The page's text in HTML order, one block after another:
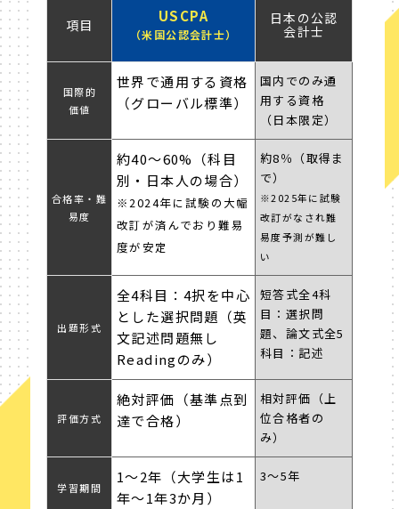
項目 USCPA
（米国公認会計士）
日本の公認
会計士
国際的
価値
世界で通用する資格
（グローバル標準）
国内でのみ通
用する資格
（日本限定）
合格率・ 難
易度
約40～60%（科目
別・日本人の場合）
※2024年に試験の大幅
改訂が済んでおり難易
度が安定
約8％（取得ま
で）
※2025年に試験
改訂がなされ難
易度予測が難し
い
出題形式
全4科目：4択を中心
とした選択問題（英
文記述問題無し
Readingのみ）
短答式全4科
目：選択問
題、論文式全5
科目：記述
評価方式
絶対評価（基準点到
達で合格）
相対評価（上
位合格者の
み）
学習期間
1〜2年（大学生は1
年～1年3か月）
3〜5年